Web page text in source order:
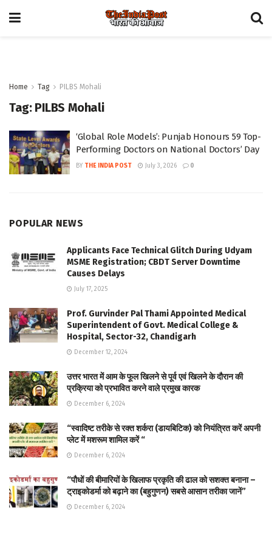
Home Tag PILBS Mohali
Tag: PILBS Mohali
‘Global Role Models’: Punjab Honours 59 Top-
Performing Doctors on National Doctors’ Day
BY THE INDIA POST July 3, 2026 0
POPULAR NEWS
Applicants Face Technical Glitch During Udyam
MSME Registration; CBDT Server Downtime
Causes Delays
July 17, 2025
Prof. Gurvinder Pal Thami Appointed Medical
Superintendent of Govt. Medical College &
Hospital, Sector-32, Chandigarh
December 12, 2024
उत्तर भारत में आम के फूल खिलने से पूर्व एवं खिलने के दौरान की
प्रक्रिया को प्रभावित करने वाले प्रमुख कारक
December 6, 2024
“स्वादिष्ट तरीके से रक्त शर्करा (डायबिटिक) को नियंत्रित करें अपनी
प्लेट में मशरूम शामिल करें “
December 6, 2024
“पौधों की बीमारियों के खिलाफ प्रकृति की ढाल को सशक्त बनाना –
ट्राइकोडर्मा को बढ़ाने का (बहुगुणन) सबसे आसान तरीका जानें”
December 6, 2024